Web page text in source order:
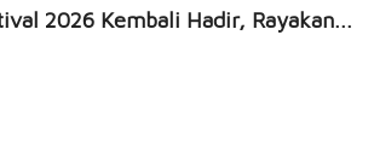
HEALTH
& Clinics Raih Marketeers...